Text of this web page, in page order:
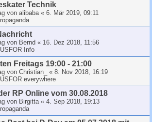
Technik
von alibaba« 6. Mär 2019, 09:11
von Bernd « 16. Dez 2018, 11:56
Info
Freitags 19:00 - 21:00
von Christian_ « 8. Nov 2018, 16:19
everywhere
RP Online vom 30.08.2018
von Birgitta« 4. Sep 2018, 19:13